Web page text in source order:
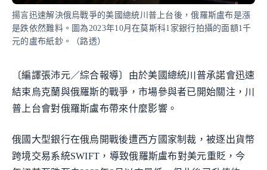
揚言迅速解決俄烏戰爭的美國總統川普上台後，俄羅斯盧布是漲
是跌依然難料。圖為2023年10月在莫斯科1家銀行拍攝的面額1千
元的盧布紙鈔。（路透）
〔編譯張沛元／綜合報導〕由於美國總統川普承諾會迅速
結束烏克蘭與俄羅斯的戰爭，市場參與者已開始關注，川
普上台會對俄羅斯盧布帶來什麼影響。
俄國大型銀行在俄烏開戰後遭西方國家制裁，被逐出貨幣
跨境交易系統SWIFT，導致俄羅斯盧布對美元重貶，今